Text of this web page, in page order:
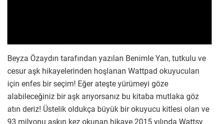
Beyza Özaydın tarafından yazılan Benimle Yan, tutkulu ve
cesur aşk hikayelerinden hoşlanan Wattpad okuyucuları
için enfes bir seçim! Eğer ateşte yürümeyi göze
alabileceğiniz bir aşk arıyorsanız bu kitaba mutlaka göz
atın deriz! Üstelik oldukça büyük bir okuyucu kitlesi olan ve
93 milyonu aşkın kez okunan hikaye 2015 yılında Wattsy